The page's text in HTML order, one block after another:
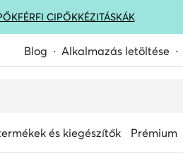
FÉRFI CIPŐKKÉZITÁSKÁK
Blog Alkalmazás letöltése
és kiegészítők Prémium